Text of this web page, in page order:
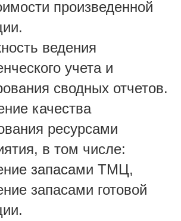
произведенной
ведения
учета и
сводных отчетов.
качества
ресурсами
в том числе:
запасами ТМЦ,
запасами готовой